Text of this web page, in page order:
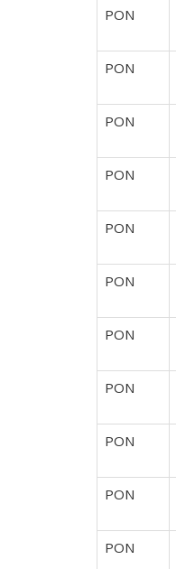
PON
PON
PON
PON
PON
PON
PON
PON
PON
PON
PON